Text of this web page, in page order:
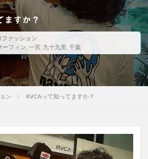
ますか？
ファッション
ーフィン, 一宮, 九十九里, 千葉
ン RVCAって知ってますか？